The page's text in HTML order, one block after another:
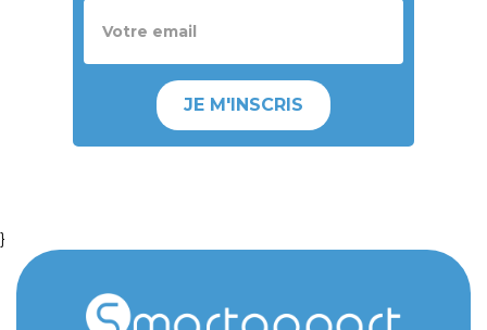
JE M'INSCRIS
}